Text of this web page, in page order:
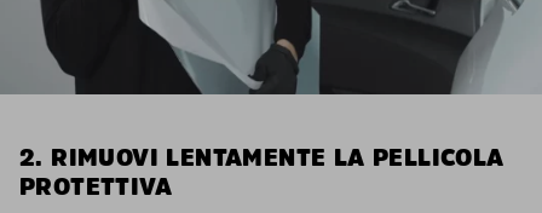
2. RIMUOVI LENTAMENTE LA PELLICOLA
PROTETTIVA